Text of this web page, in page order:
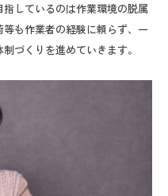
しているのは作業環境の脱属
も作業者の経験に頼らず、一
づくりを進めていきます。